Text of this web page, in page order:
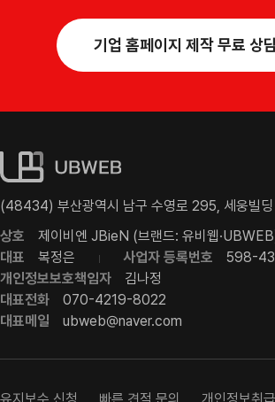
기업 홈페이지 제작 무료 상
(48434) 부산광역시 남구 수영로 295, 세웅빌
상호
제이비엔 JBieN (브랜드: 유비웹
대표
복정은 사업자 등록번호
598-
개인정보보호책임자
김나정
대표전화
070-4219-8022
대표메일
ubweb@naver.com